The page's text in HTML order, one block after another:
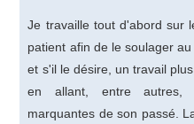
Je travaille tout d'abord sur
patient afin de le soulager
et s'il le désire, un travail
en allant, entre autres,
marquantes de son passé.